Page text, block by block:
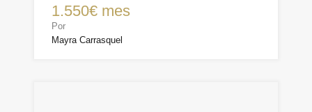
1.550€ mes
Por
Mayra Carrasquel